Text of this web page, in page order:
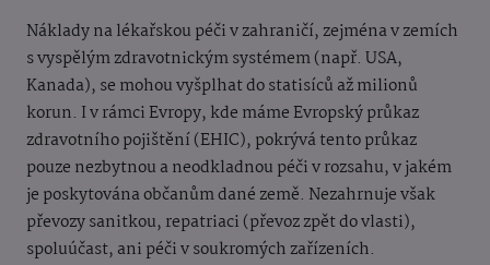
Náklady na lékařskou péči v zahraničí, zejména v zemích
s vyspělým zdravotnickým systémem (např. USA,
Kanada), se mohou vyšplhat do statisíců až milionů
korun. I v rámci Evropy, kde máme Evropský průkaz
zdravotního pojištění (EHIC), pokrývá tento průkaz
pouze nezbytnou a neodkladnou péči v rozsahu, v jakém
je poskytována občanům dané země. Nezahrnuje však
převozy sanitkou, repatriaci (převoz zpět do vlasti),
spoluúčast, ani péči v soukromých zařízeních.